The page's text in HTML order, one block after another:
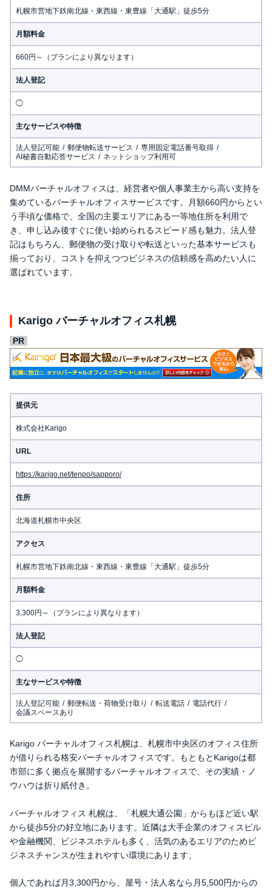
札幌市営地下鉄南北線・東西線・東豊線「大通駅」徒歩5分
月額料金
660円～（プランにより異なります）
法人登記
◯
主なサービスや特徴
法人登記可能 郵便物転送サービス
専用固定電話番号取得
AI秘書自動応答サービス
ネットショップ利用可
DMMバーチャルオフィスは、経営者や個人事業主から高い支持を
集めているバーチャルオフィスサービスです。月額660円からとい
う手頃な価格で、全国の主要エリアにある一等地住所を利用で
き、申し込み後すぐに使い始められるスピード感も魅力。法人登
記はもちろん、郵便物の受け取りや転送といった基本サービスも
揃っており、コストを抑えつつビジネスの信頼感を高めたい人に
選ばれています。
Karigo バーチャルオフィス札幌
提供元
株式会社Karigo
URL
https://karigo.net/tenpo/sapporo/
住所
北海道札幌市中央区
アクセス
札幌市営地下鉄南北線・東西線・東豊線「大通駅」徒歩5分
月額料金
3,300円～（プランにより異なります）
法人登記
◯
主なサービスや特徴
法人登記可能 郵便転送・荷物受け取り 転送電話
電話代行
会議スペースあり
Karigo バーチャルオフィス札幌は、札幌市中央区のオフィス住所
が借りられる格安バーチャルオフィスです。もともとKarigoは都
市部に多く拠点を展開するバーチャルオフィスで、その実績・ノ
ウハウは折り紙付き。
バーチャルオフィス 札幌は、「札幌大通公園」からもほど近い駅
から徒歩5分の好立地にあります。近隣は大手企業のオフィスビル
や金融機関、ビジネスホテルも多く、活気のあるエリアのためビ
ジネスチャンスが生まれやすい環境にあります。
個人であれば月3,300円から、屋号・法人名なら月5,500円からの